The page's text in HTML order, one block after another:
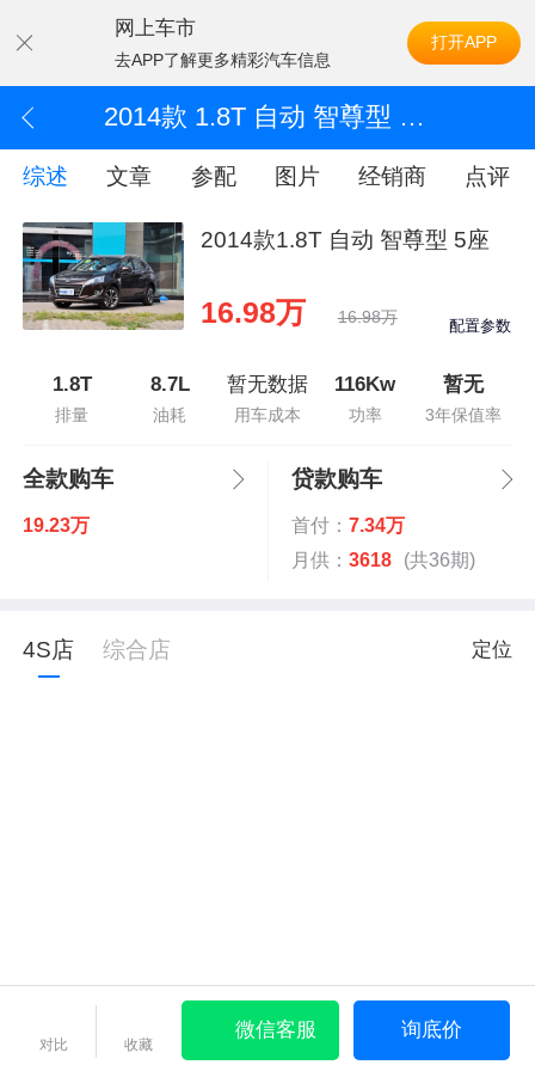
网上车市
去APP了解更多精彩汽车信息
打开APP
2014款 1.8T 自动 智尊型 5座
综述 文章 参配 图片 经销商 点评
2014款1.8T 自动 智尊型 5座
16.98万 16.98万 配置参数
1.8T
排量
8.7L
油耗
暂无数据
用车成本
116Kw
功率
暂无
3年保值率
全款购车
19.23万
贷款购车
首付： 7.34万
月供： 3618 (共36期)
4S店 综合店 定位
对比 收藏
微信客服 询底价